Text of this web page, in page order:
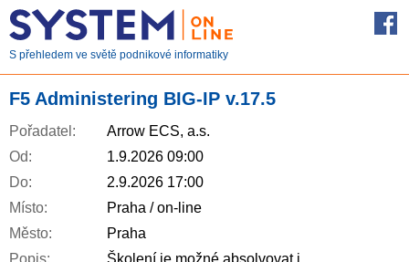
S přehledem ve světě podnikové informatiky
F5 Administering BIG-IP v.17.5
Pořadatel:
Arrow ECS, a.s.
Od:
1.9.2026 09:00
Do:
2.9.2026 17:00
Místo:
Praha / on-line
Město:
Praha
Popis:
Školení je možné absolvovat i